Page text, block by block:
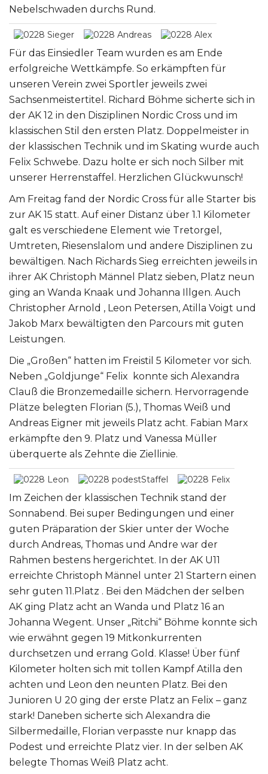
Nebelschwaden durchs Rund.
Für das Einsiedler Team wurden es am Ende
erfolgreiche Wettkämpfe. So erkämpften für
unseren Verein zwei Sportler jeweils zwei
Sachsenmeistertitel. Richard Böhme sicherte sich in
der AK 12 in den Disziplinen Nordic Cross und im
klassischen Stil den ersten Platz. Doppelmeister in
der klassischen Technik und im Skating wurde auch
Felix Schwebe. Dazu holte er sich noch Silber mit
unserer Herrenstaffel. Herzlichen Glückwunsch!
Am Freitag fand der Nordic Cross für alle Starter bis
zur AK 15 statt. Auf einer Distanz über 1.1 Kilometer
galt es verschiedene Element wie Tretorgel,
Umtreten, Riesenslalom und andere Disziplinen zu
bewältigen. Nach Richards Sieg erreichten jeweils in
ihrer AK Christoph Männel Platz sieben, Platz neun
ging an Wanda Knaak und Johanna Illgen. Auch
Christopher Arnold , Leon Petersen, Atilla Voigt und
Jakob Marx bewältigten den Parcours mit guten
Leistungen.
Die „Großen“ hatten im Freistil 5 Kilometer vor sich.
Neben „Goldjunge“ Felix konnte sich Alexandra
Clauß die Bronzemedaille sichern. Hervorragende
Plätze belegten Florian (5.), Thomas Weiß und
Andreas Eigner mit jeweils Platz acht. Fabian Marx
erkämpfte den 9. Platz und Vanessa Müller
überquerte als Zehnte die Ziellinie.
Im Zeichen der klassischen Technik stand der
Sonnabend. Bei super Bedingungen und einer
guten Präparation der Skier unter der Woche
durch Andreas, Thomas und Andre war der
Rahmen bestens hergerichtet. In der AK U11
erreichte Christoph Männel unter 21 Startern einen
sehr guten 11.Platz . Bei den Mädchen der selben
AK ging Platz acht an Wanda und Platz 16 an
Johanna Wegent. Unser „Ritchi“ Böhme konnte sich
wie erwähnt gegen 19 Mitkonkurrenten
durchsetzen und errang Gold. Klasse! Über fünf
Kilometer holten sich mit tollen Kampf Atilla den
achten und Leon den neunten Platz. Bei den
Junioren U 20 ging der erste Platz an Felix – ganz
stark! Daneben sicherte sich Alexandra die
Silbermedaille, Florian verpasste nur knapp das
Podest und erreichte Platz vier. In der selben AK
belegte Thomas Weiß Platz acht.